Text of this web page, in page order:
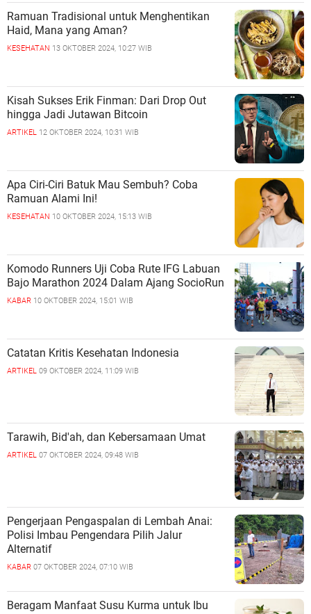
Ramuan Tradisional untuk Menghentikan
Haid, Mana yang Aman?
KESEHATAN 13 OKTOBER 2024, 10:27 WIB
Kisah Sukses Erik Finman: Dari Drop Out
hingga Jadi Jutawan Bitcoin
ARTIKEL 12 OKTOBER 2024, 10:31 WIB
Apa Ciri-Ciri Batuk Mau Sembuh? Coba
Ramuan Alami Ini!
KESEHATAN 10 OKTOBER 2024, 15:13 WIB
Komodo Runners Uji Coba Rute IFG Labuan
Bajo Marathon 2024 Dalam Ajang SocioRun
KABAR 10 OKTOBER 2024, 15:01 WIB
Catatan Kritis Kesehatan Indonesia
ARTIKEL 09 OKTOBER 2024, 11:09 WIB
Tarawih, Bid'ah, dan Kebersamaan Umat
ARTIKEL 07 OKTOBER 2024, 09:48 WIB
Pengerjaan Pengaspalan di Lembah Anai:
Polisi Imbau Pengendara Pilih Jalur
Alternatif
KABAR 07 OKTOBER 2024, 07:10 WIB
Beragam Manfaat Susu Kurma untuk Ibu